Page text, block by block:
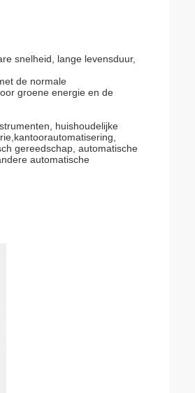
snelheid, lange levensduur,
de normale
groene energie en de
huishoudelijke
gereedschap, automatische
automatische